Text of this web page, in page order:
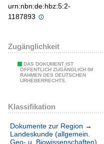
urn:nbn:de:hbz:5:2-
1187893
Zugänglichkeit
DAS DOKUMENT IST
ÖFFENTLICH ZUGÄNGLICH IM
RAHMEN DES DEUTSCHEN
URHEBERRECHTS.
Klassifikation
Dokumente zur Region →
Landeskunde (allgemein.
Geo- u. Biowissenschaften)